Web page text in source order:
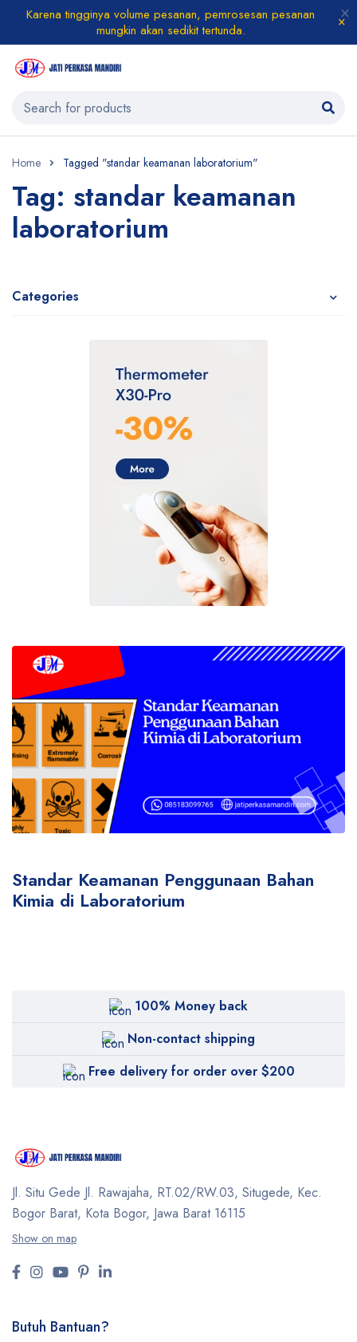
Karena tingginya volume pesanan, pemrosesan pesanan
mungkin akan sedikit tertunda.
Home Tagged "standar keamanan laboratorium"
Tag: standar keamanan
laboratorium
Categories
Standar Keamanan Penggunaan Bahan
Kimia di Laboratorium
100% Money back
Non-contact shipping
Free delivery for order over $200
Jl. Situ Gede Jl. Rawajaha, RT.02/RW.03, Situgede, Kec.
Bogor Barat, Kota Bogor, Jawa Barat 16115
Show on map
Butuh Bantuan?